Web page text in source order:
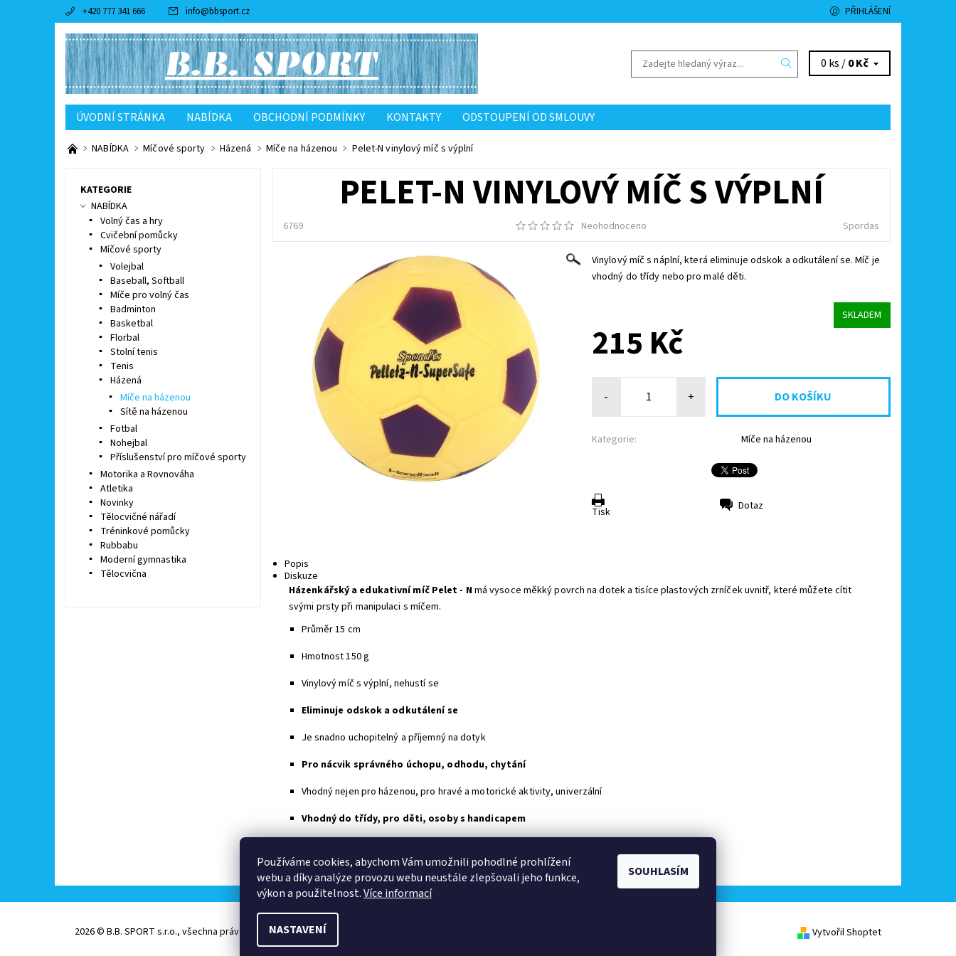
+420 777 341 666 info@bbsport.cz PŘIHLÁŠENÍ
0 ks /0 Kč
ÚVODNÍ STRÁNKA NABÍDKA OBCHODNÍ PODMÍNKY KONTAKTY ODSTOUPENÍ OD SMLOUVY
NABÍDKA Míčové sporty Házená Míče na házenou Pelet-N vinylový míč s výplní
PELET-N VINYLOVÝ MÍČ S VÝPLNÍ
6769 Neohodnoceno Spordas
Vinylový míč s náplní, která eliminuje odskok a odkutálení se. Míč je
vhodný do třídy nebo pro malé děti.
SKLADEM
215 Kč
- +
Kategorie: Míče na házenou
Tisk Dotaz
Popis
Diskuze
Házenkářský a edukativní míč Pelet - Nmá vysoce měkký povrch na dotek a tisíce plastových zrníček uvnitř, které můžete cítit
svými prsty při manipulaci s míčem.
Průměr 15 cm
Hmotnost 150 g
Vinylový míč s výplní, nehustí se
Eliminuje odskok a odkutálení se
Je snadno uchopitelný a příjemný na dotyk
Pro nácvik správného úchopu, odhodu, chytání
Vhodný nejen pro házenou, pro hravé a motorické aktivity, univerzální
Vhodný do třídy, pro děti, osoby s handicapem
Přidat komentář
KATEGORIE
NABÍDKA
Volný čas a hry
Cvičební pomůcky
Míčové sporty
Volejbal
Baseball, Softball
Míče pro volný čas
Badminton
Basketbal
Florbal
Stolní tenis
Tenis
Házená
Míče na házenou
Sítě na házenou
Fotbal
Nohejbal
Příslušenství pro míčové sporty
Motorika a Rovnováha
Atletika
Novinky
Tělocvičné nářadí
Tréninkové pomůcky
Rubbabu
Moderní gymnastika
Tělocvična
2026 © B.B. SPORT s.r.o., všechna práva vyhrazena Vytvořil Shoptet
Používáme cookies, abychom Vám umožnili pohodlné prohlížení
webu a díky analýze provozu webu neustále zlepšovali jeho funkce,
výkon a použitelnost.Více informací
NASTAVENÍ
SOUHLASÍM